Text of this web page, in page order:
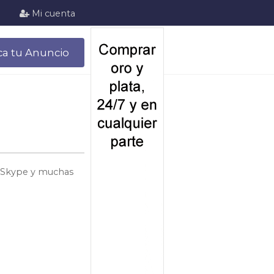
Mi cuenta
tu Anuncio
y muchas